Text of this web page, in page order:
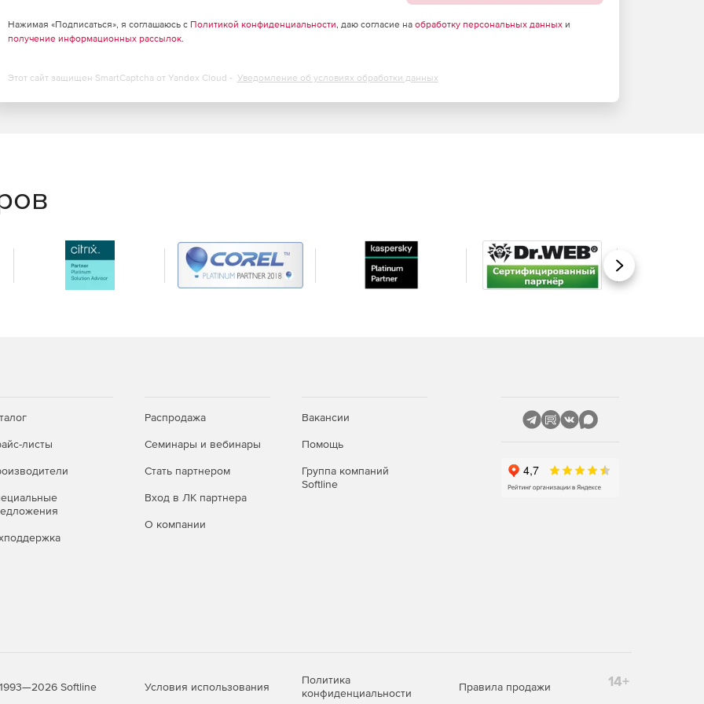
за счет улучшенной параллельной
Intel Xeon и Intel Core, используя инструкции Intel
Boost с векторными инструкциями нейронной
уровня 2-го поколения.
Гб DIMM. Возможность идентифицировать,
постоянной памяти Intel Optane DC с помощью Intel
MPI с библиотекой Intel MPI.
C ++ 20.
OpenMP 5.0.
Нажимая «Подписаться», я соглашаюсь с Политикой конфиденциальности, даю согласие на обработку персональных данныхи
получение информационных рассылок.
Этот сайт защищен SmartCaptcha от Yandex Cloud - Уведомление об условиях обработки данных
Вперед
листы
Распродажа
Семинары и вебинары
Стать партнером
Вход в ЛК партнера
О компании
Вакансии
Помощь
Группа компаний
Softline
Softline Условия использования
Политика
конфиденциальности
Правила продажи 14+